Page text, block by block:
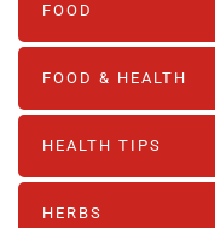
FOOD
FOOD & HEALTH
HEALTH TIPS
HERBS